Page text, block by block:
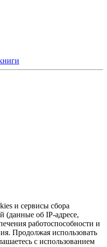
и сервисы сбора
(данные об IP-адресе,
работоспособности и
Продолжая использовать
с использованием